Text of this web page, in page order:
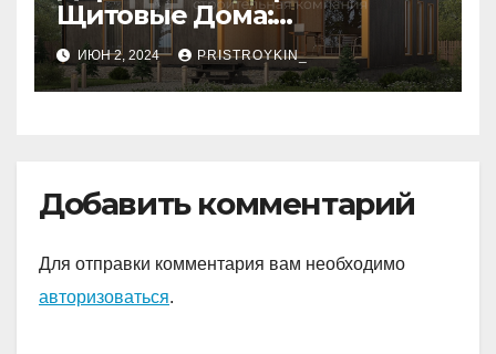
Щитовые Дома:
Экологичность и
Практичность
ИЮН 2, 2024 PRISTROYKIN_
Добавить комментарий
Для отправки комментария вам необходимо
авторизоваться.